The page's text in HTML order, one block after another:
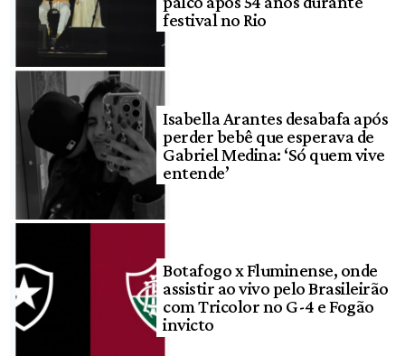
festival no Rio
Isabella Arantes desabafa após
perder bebê que esperava de
Gabriel Medina: ‘Só quem vive
entende’
Botafogo x Fluminense, onde
assistir ao vivo pelo Brasileirão
com Tricolor no G-4 e Fogão
invicto